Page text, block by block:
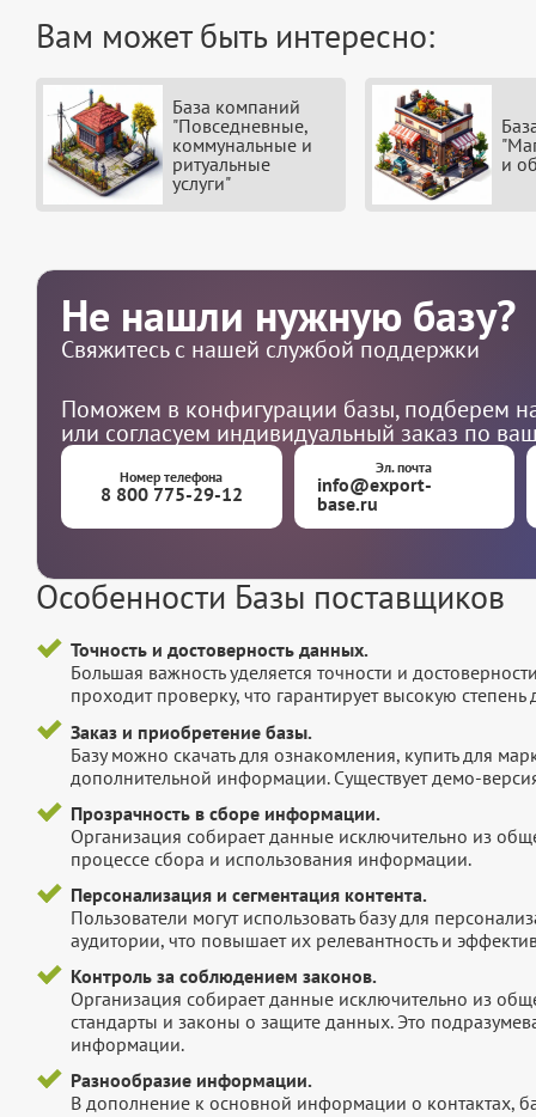
Вам может быть интересно:
База компаний
"Повседневные,
коммунальные и
ритуальные
услуги"
и
Не нашли нужную базу?
Свяжитесь с нашей службой поддержки
Поможем в конфигурации базы, подберем
или согласуем индивидуальный заказ по
Номер телефона
8 800 775-29-12
Эл. почта
info@export-
base.ru
Особенности Базы поставщиков
Точность и достоверность данных.
Большая важность уделяется точности и
проходит проверку, что гарантирует высокую
Заказ и приобретение базы.
Базу можно скачать для ознакомления, купить для
дополнительной информации. Существует демо-
Прозрачность в сборе информации.
Организация собирает данные исключительно из
процессе сбора и использования информации.
Персонализация и сегментация контента.
Пользователи могут использовать базу для
аудитории, что повышает их релевантность и
Контроль за соблюдением законов.
Организация собирает данные исключительно из
стандарты и законы о защите данных. Это
информации.
Разнообразие информации.
В дополнение к основной информации о контактах,